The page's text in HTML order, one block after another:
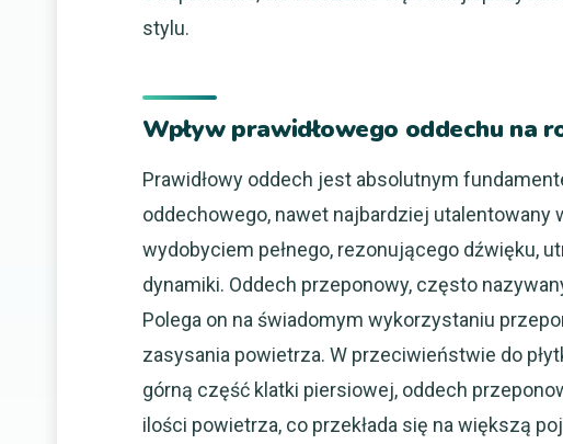
stylu.
Wpływ prawidłowego oddechu na
Prawidłowy oddech jest absolutnym
oddechowego, nawet najbardziej utalentowany
wydobyciem pełnego, rezonującego dźwięku,
dynamiki. Oddech przeponowy, często
Polega on na świadomym wykorzystaniu
zasysania powietrza. W przeciwieństwie do
górną część klatki piersiowej, oddech
ilości powietrza, co przekłada się na większą